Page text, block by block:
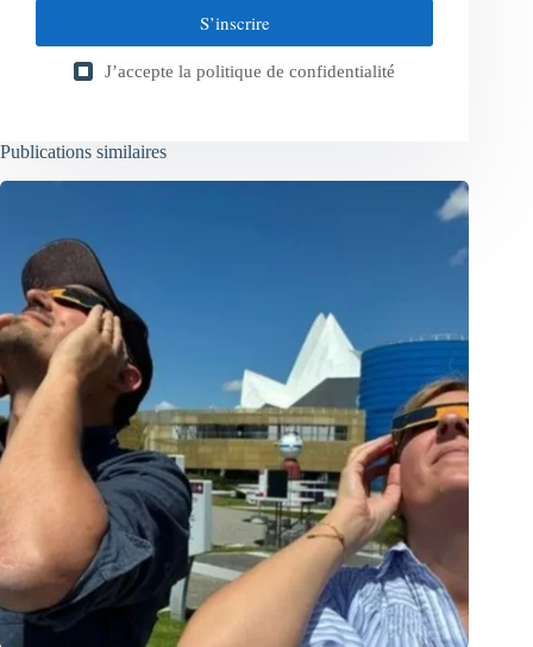
S’inscrire
J’accepte la politique de confidentialité
Publications similaires